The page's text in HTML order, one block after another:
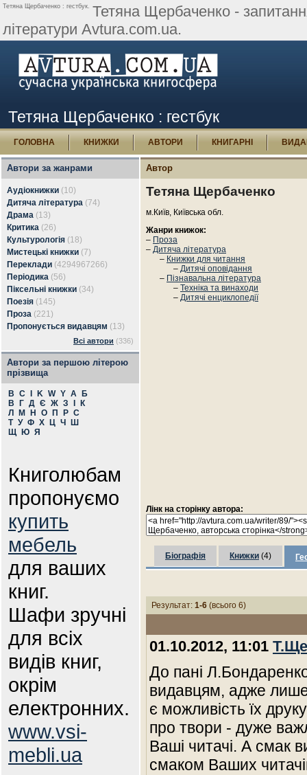
Тетяна Щербаченко : гестбук. Тетяна Щербаченко -
літератури Avtura.com.ua.
Тетяна Щербаченко : гестбук
ГОЛОВНА КНИЖКИ АВТОРИ КНИГАРНІ
Автори за жанрами
Аудіокнижки (10)
Дитяча література (74)
Драма (13)
Критика (26)
Культурологія (18)
Мистецькі книжки (7)
Переклади (4294967266)
Періодика (56)
Піксельні книжки (34)
Поезія (145)
Проза (221)
Пропонується видавцям (13)
Всі автори (336)
Автори за першою літерою
прізвища
B C K W Y А
Б
В
Г Д Є Ж З
К
Л
М Н О П Р С
Т У Ф Х Ц Ч
Ш
Щ
Ю Я
Книголюбам
пропонуємо
купить
мебель
для ваших
книг.
Шафи зручні
для всіх
видів книг,
окрім
електронних.
www.vsi-
mebli.ua
Автор
Тетяна Щербаченко
м.Київ, Київська обл.
Жанри книжок:
– Проза
– Дитяча література
– Книжки для читання
– Дитячі оповідання
– Пізнавальна література
– Техніка та винаходи
– Дитячі енциклопедії
Лінк на сторінку автора:
Біографія Книжки (4)
Результат: 1-6 (всього 6)
01.10.2012, 11:01
До пані
видавцям, адже
є можливість їх
про твори - дуже
Ваші читачі. А смак
смаком Ваших